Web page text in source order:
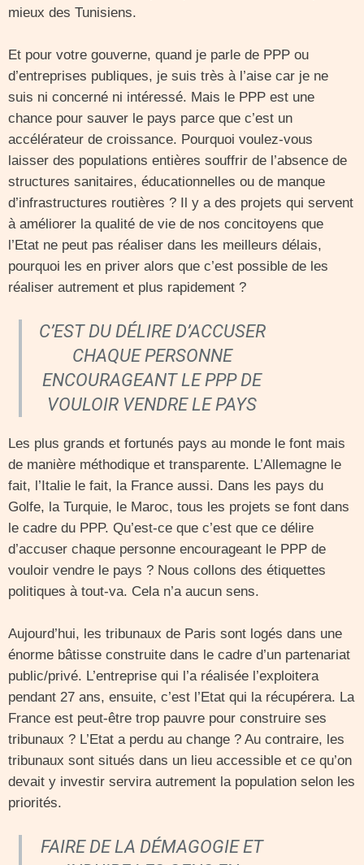
mieux des Tunisiens.
Et pour votre gouverne, quand je parle de PPP ou
d’entreprises publiques, je suis très à l’aise car je ne
suis ni concerné ni intéressé. Mais le PPP est une
chance pour sauver le pays parce que c’est un
accélérateur de croissance. Pourquoi voulez-vous
laisser des populations entières souffrir de l’absence de
structures sanitaires, éducationnelles ou de manque
d’infrastructures routières ? Il y a des projets qui servent
à améliorer la qualité de vie de nos concitoyens que
l’Etat ne peut pas réaliser dans les meilleurs délais,
pourquoi les en priver alors que c’est possible de les
réaliser autrement et plus rapidement ?
C’EST DU DÉLIRE D’ACCUSER
CHAQUE PERSONNE
ENCOURAGEANT LE PPP DE
VOULOIR VENDRE LE PAYS
Les plus grands et fortunés pays au monde le font mais
de manière méthodique et transparente. L’Allemagne le
fait, l’Italie le fait, la France aussi. Dans les pays du
Golfe, la Turquie, le Maroc, tous les projets se font dans
le cadre du PPP. Qu’est-ce que c’est que ce délire
d’accuser chaque personne encourageant le PPP de
vouloir vendre le pays ? Nous collons des étiquettes
politiques à tout-va. Cela n’a aucun sens.
Aujourd’hui, les tribunaux de Paris sont logés dans une
énorme bâtisse construite dans le cadre d’un partenariat
public/privé. L’entreprise qui l’a réalisée l’exploitera
pendant 27 ans, ensuite, c’est l’Etat qui la récupérera. La
France est peut-être trop pauvre pour construire ses
tribunaux ? L’Etat a perdu au change ? Au contraire, les
tribunaux sont situés dans un lieu accessible et ce qu’on
devait y investir servira autrement la population selon les
priorités.
FAIRE DE LA DÉMAGOGIE ET